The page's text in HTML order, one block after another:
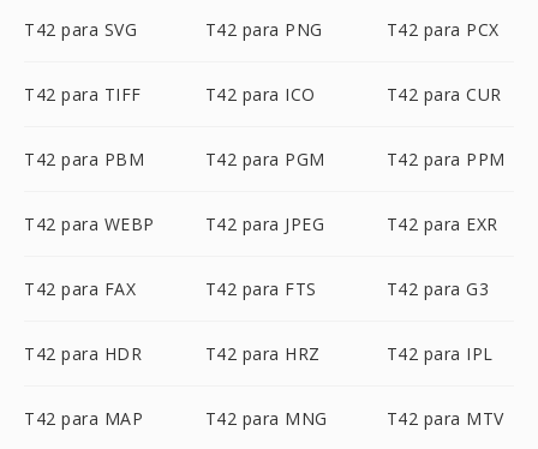
T42 para SVG T42 para PNG T42 para PCX
T42 para TIFF T42 para ICO T42 para CUR
T42 para PBM T42 para PGM T42 para PPM
T42 para WEBP T42 para JPEG T42 para EXR
T42 para FAX T42 para FTS T42 para G3
T42 para HDR T42 para HRZ T42 para IPL
T42 para MAP T42 para MNG T42 para MTV